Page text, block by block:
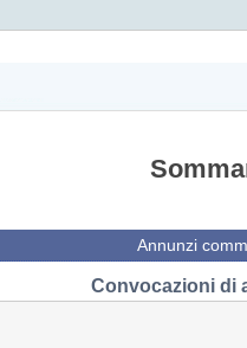
Annunzi
Convocazioni di